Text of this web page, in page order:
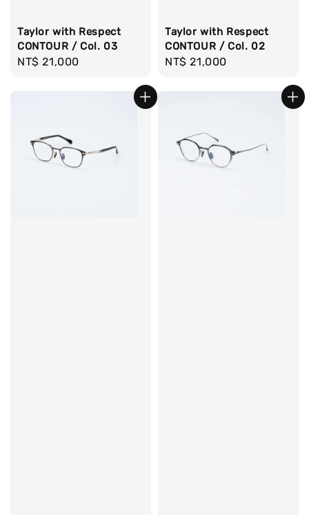
Taylor with Respect
CONTOUR / Col. 03
Regular
NT$ 21,000
Taylor with Respect
CONTOUR / Col. 02
Regular
NT$ 21,000